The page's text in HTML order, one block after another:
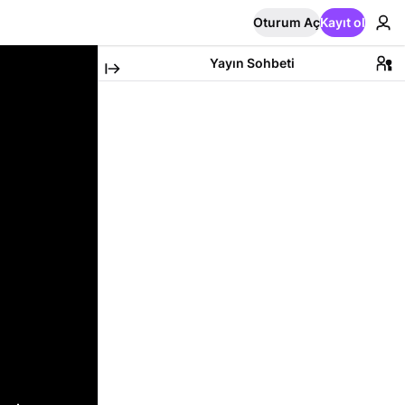
Oturum AçKayıt ol
Yayın Sohbeti